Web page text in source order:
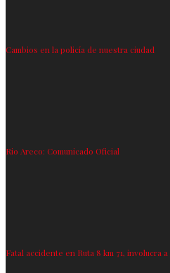
Cambios en la policía de nuestra ciudad
Rio Areco: Comunicado Oficial
Fatal accidente en Ruta 8 km 71, involucra